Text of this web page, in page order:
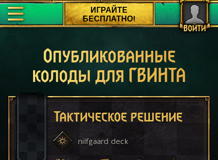
ВОЙТИ
ИГРАЙТЕ
БЕСПЛАТНО!
Опубликованные
колоды для ГВИНТА
Тактическое решение
nilfgaard deck